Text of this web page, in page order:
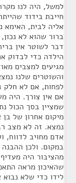
למשל, היה לנו
חייבת בידוד
אליה לבית, האימא
ברור שהוא לא
דבר לשוטר אין
הילדה כדי לבדוק
מגיעים למצבים
והשוטרים שלנו
לפחות, אם לא חלק
אם אין צורך. היה
שמציין בסך הכול
מיקום אחרון של
נמצא. זה לא מצב
אדם מחויב לדווח,
במקום. ולכן
מהציבור היה
שהאיכון מראה
לידו כדי שלא